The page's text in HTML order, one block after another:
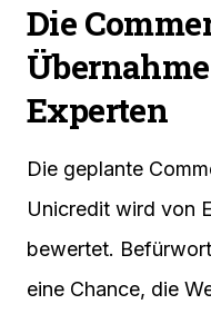
Die
Experten
Die geplante
Unicredit wird von
bewertet.
eine Chance, die